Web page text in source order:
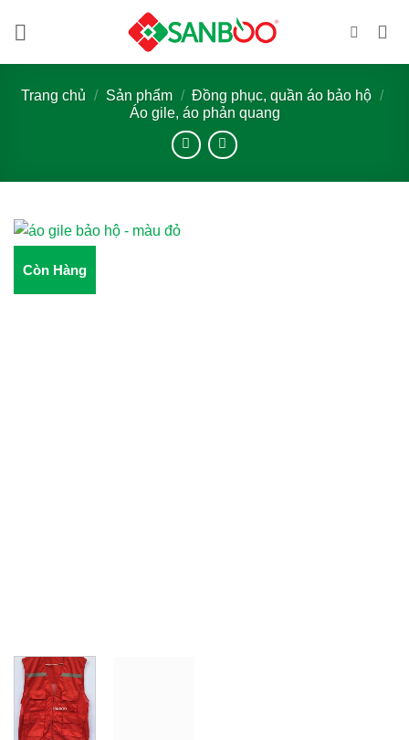
Trang chủ / Sản phẩm / Đồng phục, quần áo bảo hộ /
Áo gile, áo phản quang
Còn Hàng